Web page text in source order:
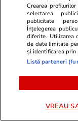
Lifestyle
Povestea
șoferiță de
companie de
peste 5.800
Crearea
selectarea
publicitate
Înțelegerea
diferite. Utilizarea
de date limitate
și identificarea prin
Listă parteneri
VREAU